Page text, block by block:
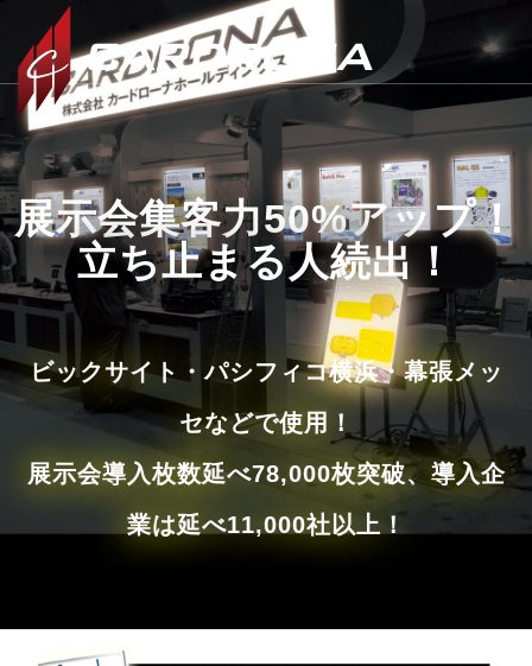
展示会集客力50%アップ！
立ち止まる人続出！
ビックサイト・パシフィコ横浜・幕張メッ
セなどで使用！
展示会導入枚数延べ78,000枚突破、導入企
業は延べ11,000社以上！